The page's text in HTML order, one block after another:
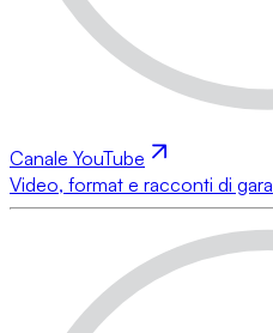
Canale YouTube
Video, format e racconti di gara